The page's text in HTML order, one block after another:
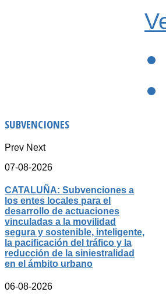
SUBVENCIONES
Prev Next
07-08-2026
CATALUÑA: Subvenciones a
los entes locales para el
desarrollo de actuaciones
vinculadas a la movilidad
segura y sostenible, inteligente,
la pacificación del tráfico y la
reducción de la siniestralidad
en el ámbito urbano
06-08-2026